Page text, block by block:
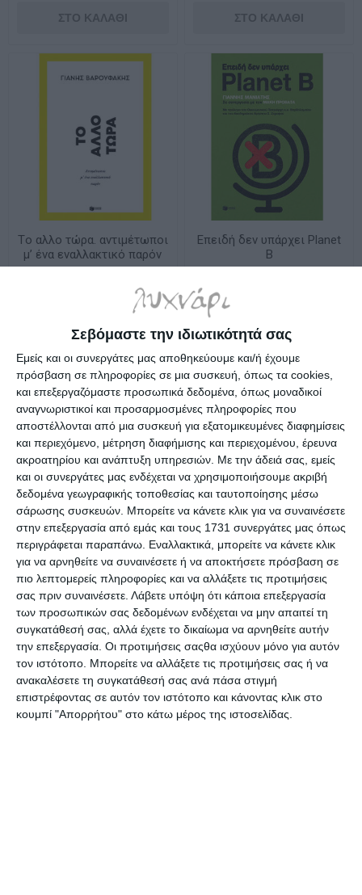
Σεβόμαστε την ιδιωτικότητά σας
Εμείς και οι συνεργάτες μας αποθηκεύουμε και/ή έχουμε
πρόσβαση σε πληροφορίες σε μια συσκευή, όπως τα cookies,
και επεξεργαζόμαστε προσωπικά δεδομένα, όπως μοναδικοί
αναγνωριστικοί και προσαρμοσμένες πληροφορίες που
αποστέλλονται από μια συσκευή για εξατομικευμένες διαφημίσεις
και περιεχόμενο, μέτρηση διαφήμισης και περιεχομένου, έρευνα
ακροατηρίου και ανάπτυξη υπηρεσιών. Με την άδειά σας, εμείς
και οι συνεργάτες μας ενδέχεται να χρησιμοποιήσουμε ακριβή
δεδομένα γεωγραφικής τοποθεσίας και ταυτοποίησης μέσω
σάρωσης συσκευών. Μπορείτε να κάνετε κλικ για να συναινέσετε
στην επεξεργασία από εμάς και τους 1731 συνεργάτες μας όπως
περιγράφεται παραπάνω. Εναλλακτικά, μπορείτε να κάνετε κλικ
για να αρνηθείτε να συναινέσετε ή να αποκτήσετε πρόσβαση σε
πιο λεπτομερείς πληροφορίες και να αλλάξετε τις προτιμήσεις
σας πριν συναινέσετε. Λάβετε υπόψη ότι κάποια επεξεργασία
των προσωπικών σας δεδομένων ενδέχεται να μην απαιτεί τη
συγκατάθεσή σας, αλλά έχετε το δικαίωμα να αρνηθείτε αυτήν
την επεξεργασία. Οι προτιμήσεις σαςθα ισχύουν μόνο για αυτόν
τον ιστότοπο. Μπορείτε να αλλάξετε τις προτιμήσεις σας ή να
ανακαλέσετε τη συγκατάθεσή σας ανά πάσα στιγμή
επιστρέφοντας σε αυτόν τον ιστότοπο και κάνοντας κλικ στο
κουμπί "Απορρήτου" στο κάτω μέρος της ιστοσελίδας.
Tο αλλο τώρα. αντιμέτωποι
μ’ ένα εναλλακτικό παρόν
17,91€
Επειδή δεν υπάρχει Planet
B
Η Δύναμη της Φωνής
Κατόπιν παραγγελίας
13,41€
Η μέθοδος Αφήστε τους
Διαθέσιμο
15,93€